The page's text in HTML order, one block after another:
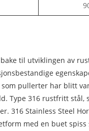
til utviklingen av
pullerter har blitt
Type 316 rustfritt
316 Stainless Steel
med en buet